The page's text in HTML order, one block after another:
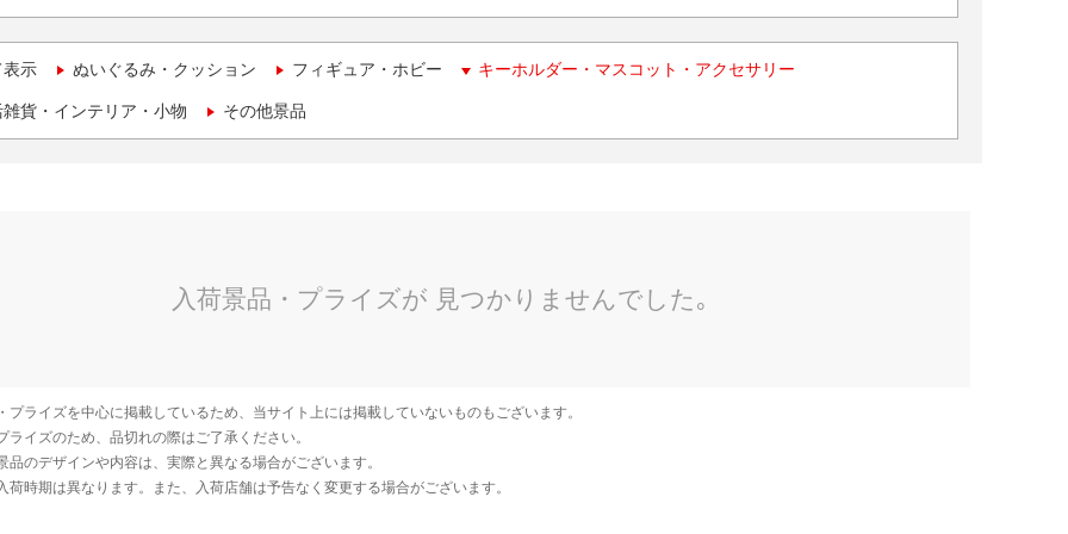
表示 ぬいぐるみ・クッション フィギュア・ホビー キーホルダー・マスコット・アクセサリー
貨・インテリア・小物 その他景品